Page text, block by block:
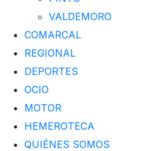
VALDEMORO
COMARCAL
REGIONAL
DEPORTES
OCIO
MOTOR
HEMEROTECA
QUIÉNES SOMOS